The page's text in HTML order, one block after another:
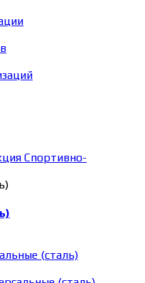
Спортивно-
(сталь)